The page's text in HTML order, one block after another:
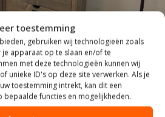
toestemming
gebruiken wij technologieën zoals
apparaat op te slaan en/of te
met deze technologieën kunnen wij
unieke ID's op deze site verwerken. Als je
toestemming intrekt, kan dit een
functies en mogelijkheden.